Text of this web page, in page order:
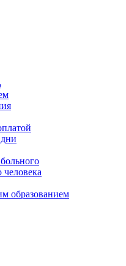
образованием